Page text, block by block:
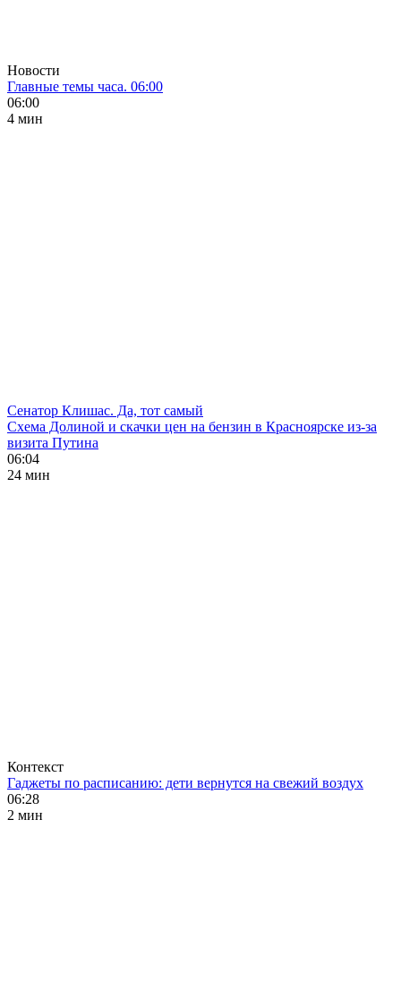
Новости
Главные темы часа. 06:00
06:00
4 мин
Сенатор Клишас. Да, тот самый
Схема Долиной и скачки цен на бензин в Красноярске из-за
визита Путина
06:04
24 мин
Контекст
Гаджеты по расписанию: дети вернутся на свежий воздух
06:28
2 мин